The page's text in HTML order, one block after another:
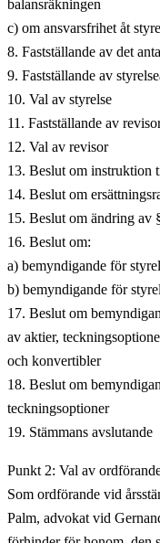
balansräkningen
c) om ansvarsfrihet åt
8. Fastställande av det
9. Fastställande av
10. Val av styrelse
11. Fastställande av
12. Val av revisor
13. Beslut om instruktion
14. Beslut om
15. Beslut om ändring av
16. Beslut om:
a) bemyndigande för
b) bemyndigande för
17. Beslut om
av aktier,
och konvertibler
18. Beslut om
teckningsoptioner
19. Stämmans avslutande
Punkt 2: Val av
Som ordförande vid
Palm, advokat vid